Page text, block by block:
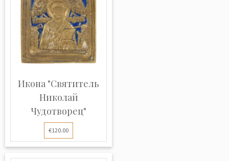
Икона "Святитель
Николай
Чудотворец"
€120.00